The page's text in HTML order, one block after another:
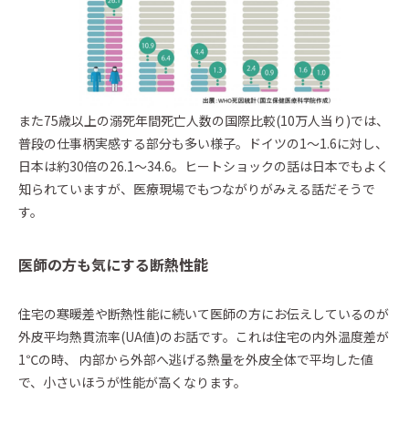
また75歳以上の溺死年間死亡人数の国際比較(10万人当り)では、
普段の仕事柄実感する部分も多い様子。ドイツの1〜1.6に対し、
日本は約30倍の26.1〜34.6。ヒートショックの話は日本でもよく
知られていますが、医療現場でもつながりがみえる話だそうで
す。
医師の方も気にする断熱性能
住宅の寒暖差や断熱性能に続いて医師の方にお伝えしているのが
外皮平均熱貫流率(UA値)のお話です。これは住宅の内外温度差が
1℃の時、 内部から外部へ逃げる熱量を外皮全体で平均した値
で、小さいほうが性能が高くなります。